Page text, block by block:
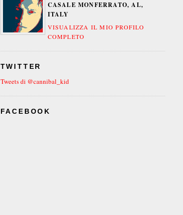
CASALE MONFERRATO, AL,
ITALY
VISUALIZZA IL MIO PROFILO
COMPLETO
TWITTER
Tweets di @cannibal_kid
FACEBOOK